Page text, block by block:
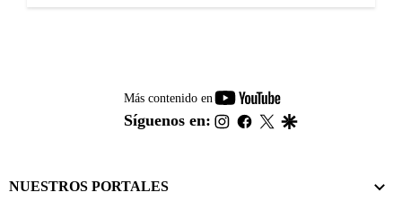
Más contenido en
youtube-
footer
Síguenos en: instagram
facebook
twitter
NUESTROS PORTALES